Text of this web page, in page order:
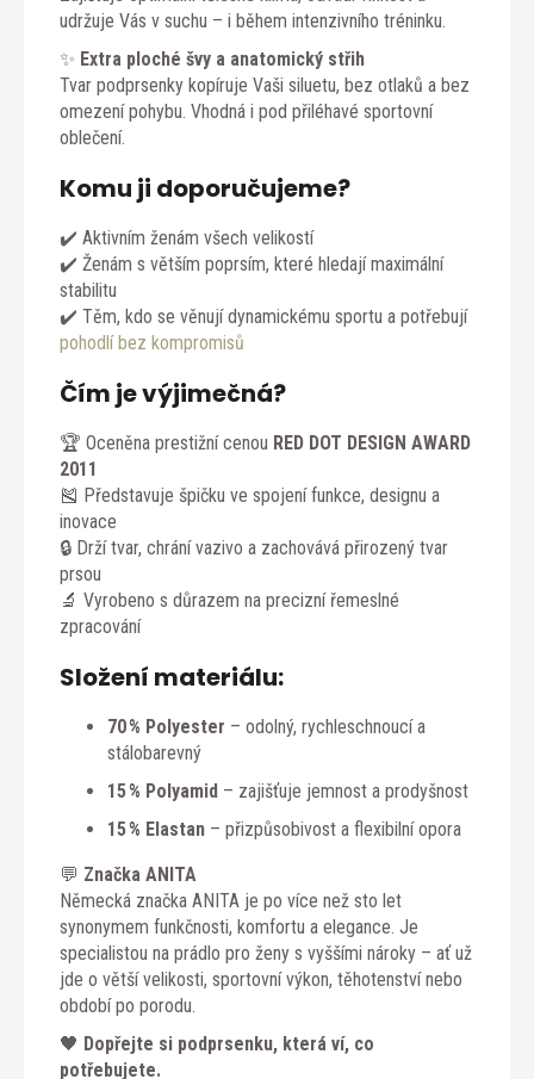
udržuje Vás v suchu – i během intenzivního tréninku.
✨ Extra ploché švy a anatomický střih
Tvar podprsenky kopíruje Vaši siluetu, bez otlaků a bez
omezení pohybu. Vhodná i pod přiléhavé sportovní
oblečení.
Komu ji doporučujeme?
✔️ Aktivním ženám všech velikostí
✔️ Ženám s větším poprsím, které hledají maximální
stabilitu
✔️ Těm, kdo se věnují dynamickému sportu a potřebují
pohodlí bez kompromisů
Čím je výjimečná?
🏆 Oceněna prestižní cenou RED DOT DESIGN AWARD
2011
🎽 Představuje špičku ve spojení funkce, designu a
inovace
🔒 Drží tvar, chrání vazivo a zachovává přirozený tvar
prsou
🔬 Vyrobeno s důrazem na precizní řemeslné
zpracování
Složení materiálu:
70 % Polyester – odolný, rychleschnoucí a
stálobarevný
15 % Polyamid – zajišťuje jemnost a prodyšnost
15 % Elastan – přizpůsobivost a flexibilní opora
💬 Značka ANITA
Německá značka ANITA je po více než sto let
synonymem funkčnosti, komfortu a elegance. Je
specialistou na prádlo pro ženy s vyššími nároky – ať už
jde o větší velikosti, sportovní výkon, těhotenství nebo
období po porodu.
🖤 Dopřejte si podprsenku, která ví, co
potřebujete.